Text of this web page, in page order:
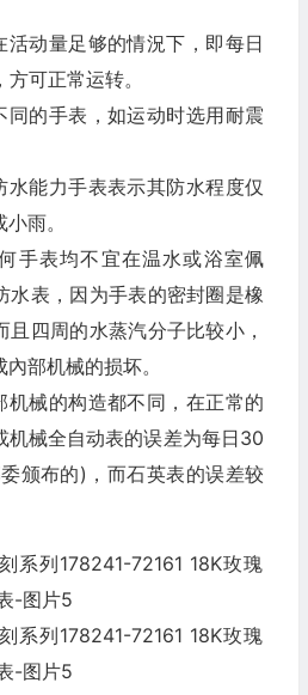
动量足够的情況下，即每日
可正常运转。
的手表，如运动时选用耐震
能力手表表示其防水程度仅
雨。
手表均不宜在温水或浴室佩
水表，因为手表的密封圈是橡
且四周的水蒸汽分子比较小，
部机械的损坏。
械的构造都不同，在正常的
机械全自动表的误差为每日30
颁布的)，而石英表的误差较